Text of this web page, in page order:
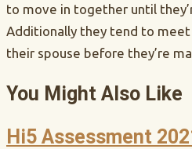
to move in together until
Additionally they tend to
their spouse before they’re
You Might Also Like
Hi5 Assessment